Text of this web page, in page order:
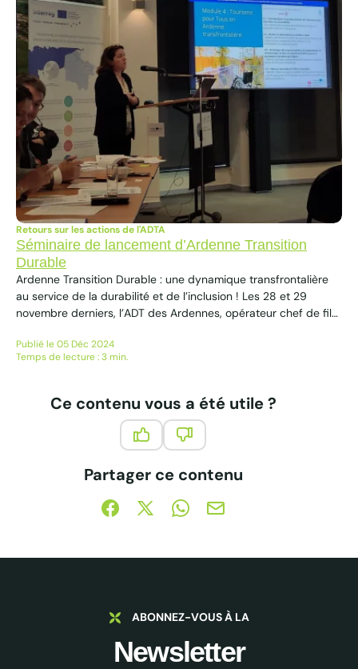
Séminaire de lancement d’Ardenne Transition
Durable
Retours sur les actions de l'ADTA
Ardenne Transition Durable : une dynamique transfrontalière
au service de la durabilité et de l’inclusion ! Les 28 et 29
novembre derniers, l’ADT des Ardennes, opérateur chef de file
(ATRT), a eu le plaisir de participer au séminaire de lancement
des projets du portefeuille Ardenne Transition...
Publié le 05 Déc 2024
Temps de lecture : 3 min.
Ce contenu vous a été utile ?
Partager ce contenu
Partager sur Facebook (nouvelle fenêtre)
Partager sur X / Twitter (nouvelle
Partager sur WhatsApp
Partager par mail
ABONNEZ-VOUS À LA
Newsletter